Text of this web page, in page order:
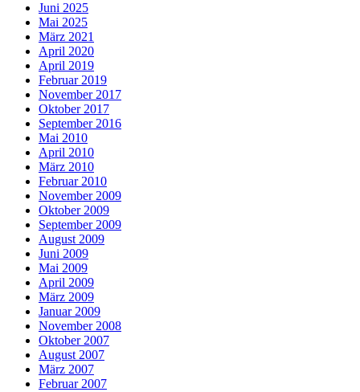
Juni 2025
Mai 2025
März 2021
April 2020
April 2019
Februar 2019
November 2017
Oktober 2017
September 2016
Mai 2010
April 2010
März 2010
Februar 2010
November 2009
Oktober 2009
September 2009
August 2009
Juni 2009
Mai 2009
April 2009
März 2009
Januar 2009
November 2008
Oktober 2007
August 2007
März 2007
Februar 2007